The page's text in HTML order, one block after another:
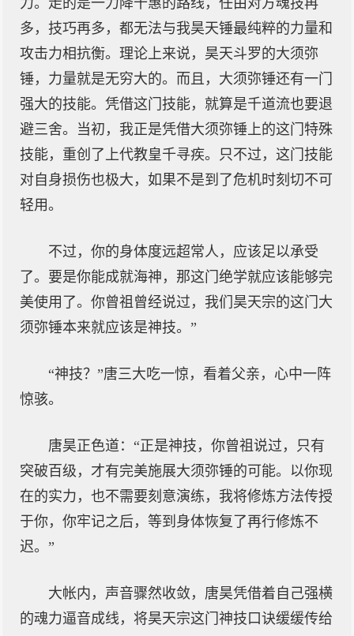
力。走的是一力降十惠的路线，任由对方魂技再
多，技巧再多，都无法与我昊天锤最纯粹的力量和
攻击力相抗衡。理论上来说，昊天斗罗的大须弥
锤，力量就是无穷大的。而且，大须弥锤还有一门
强大的技能。凭借这门技能，就算是千道流也要退
避三舍。当初，我正是凭借大须弥锤上的这门特殊
技能，重创了上代教皇千寻疾。只不过，这门技能
对自身损伤也极大，如果不是到了危机时刻切不可
轻用。
不过，你的身体度远超常人，应该足以承受
了。要是你能成就海神，那这门绝学就应该能够完
美使用了。你曾祖曾经说过，我们昊天宗的这门大
须弥锤本来就应该是神技。”
“神技？”唐三大吃一惊，看着父亲，心中一阵
惊骇。
唐昊正色道：“正是神技，你曾祖说过，只有
突破百级，才有完美施展大须弥锤的可能。以你现
在的实力，也不需要刻意演练，我将修炼方法传授
于你，你牢记之后，等到身体恢复了再行修炼不
迟。”
大帐内，声音骤然收敛，唐昊凭借着自己强横
的魂力逼音成线，将昊天宗这门神技口诀缓缓传给